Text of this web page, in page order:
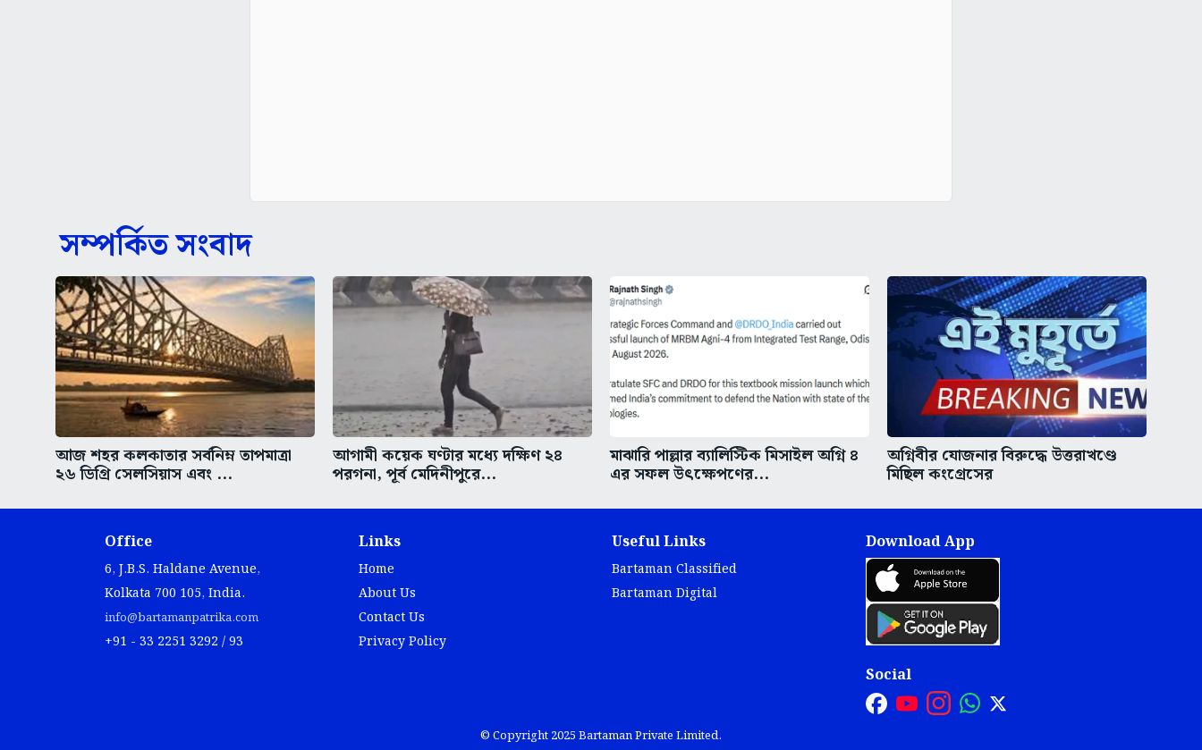
সম্পর্কিত সংবাদ
আজ শহর কলকাতার সর্বনিম্ন তাপমাত্রা
২৬ ডিগ্রি সেলসিয়াস এবং ...
আগামী কয়েক ঘণ্টার মধ্যে দক্ষিণ ২৪
পরগনা, পূর্ব মেদিনীপুরে...
মাঝারি পাল্লার ব্যালিস্টিক মিসাইল অগ্নি ৪
এর সফল উৎক্ষেপণের...
অগ্নিবীর যোজনার বিরুদ্ধে উত্তরাখণ্ডে
মিছিল কংগ্রেসের
Office
6, J.B.S. Haldane Avenue,
Kolkata 700 105, India.
info@bartamanpatrika.com
+91 - 33 2251 3292 / 93
Links
Home
About Us
Contact Us
Privacy Policy
Useful Links
Bartaman Classified
Bartaman Digital
Download App
Social
© Copyright 2025 Bartaman Private Limited.